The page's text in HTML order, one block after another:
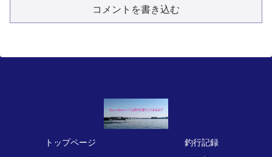
コメントを書き込む
トップページ
釣行記録